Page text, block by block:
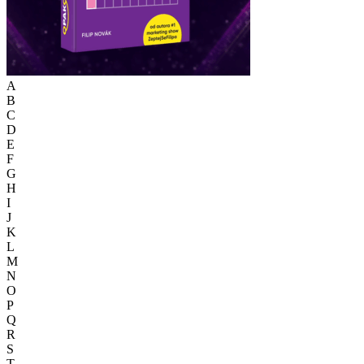
A
B
C
D
E
F
G
H
I
J
K
L
M
N
O
P
Q
R
S